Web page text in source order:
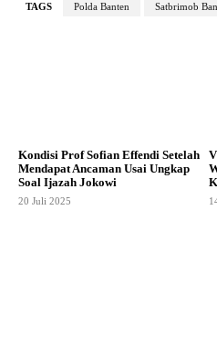
TAGS Polda Banten Satbrimob
Kondisi Prof Sofian Effendi Setelah
Mendapat Ancaman Usai Ungkap
Soal Ijazah Jokowi
20 Juli 2025